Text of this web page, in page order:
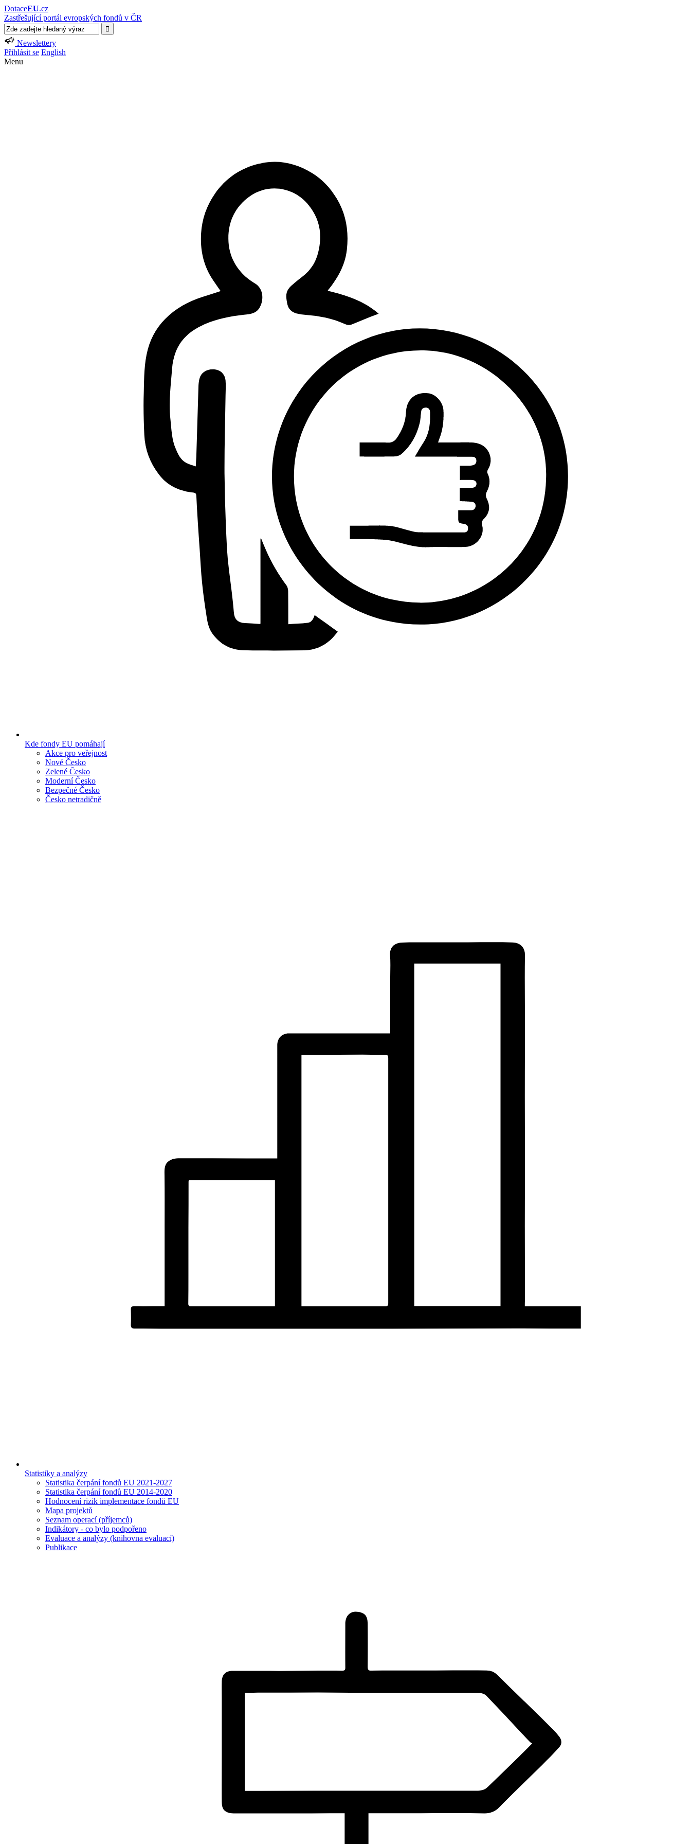
DotaceEU.cz
Zastřešující portál evropských fondů v ČR
Newslettery
Přihlásit se English
Menu
Kde fondy EU pomáhají
Akce pro veřejnost
Nové Česko
Zelené Česko
Moderní Česko
Bezpečné Česko
Česko netradičně
Statistiky a analýzy
Statistika čerpání fondů EU 2021-2027
Statistika čerpání fondů EU 2014-2020
Hodnocení rizik implementace fondů EU
Mapa projektů
Seznam operací (příjemců)
Indikátory - co bylo podpořeno
Evaluace a analýzy (knihovna evaluací)
Publikace